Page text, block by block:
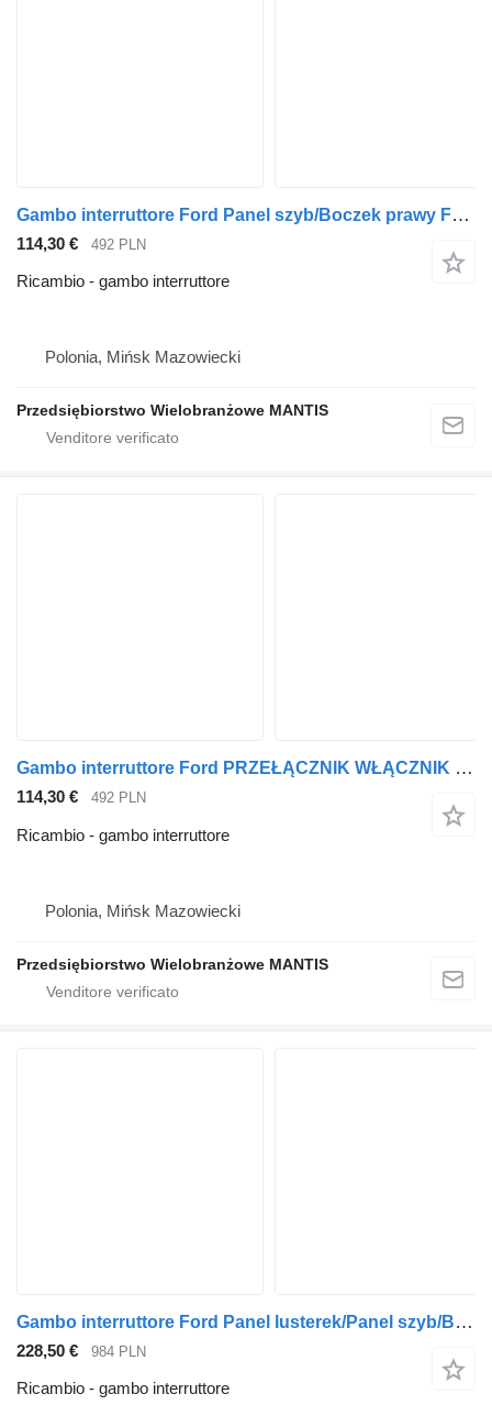
Gambo interruttore Ford Panel szyb/Boczek prawy FORD F-MAX JC46-E237B32-A per trattore stradale
114,30 € 492 PLN
Ricambio - gambo interruttore
Polonia, Mińsk Mazowiecki
Przedsiębiorstwo Wielobranżowe MANTIS
Gambo interruttore Ford PRZEŁĄCZNIK WŁĄCZNIK ŚWIATEŁ FORD F-MAX 10507973-00 per trattore stradale
114,30 € 492 PLN
Ricambio - gambo interruttore
Polonia, Mińsk Mazowiecki
Przedsiębiorstwo Wielobranżowe MANTIS
Gambo interruttore Ford Panel lusterek/Panel szyb/Boczek lewy FORD F-MAX JC46-E237B33-A inny per trattore stradale
228,50 € 984 PLN
Ricambio - gambo interruttore